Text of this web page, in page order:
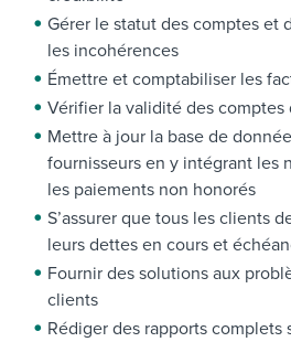
Gérer le statut des comptes et
les incohérences
Émettre et comptabiliser les
Vérifier la validité des comptes
Mettre à jour la base de
fournisseurs en y intégrant les
les paiements non honorés
S’assurer que tous les clients
leurs dettes en cours et
Fournir des solutions aux
clients
Rédiger des rapports complets